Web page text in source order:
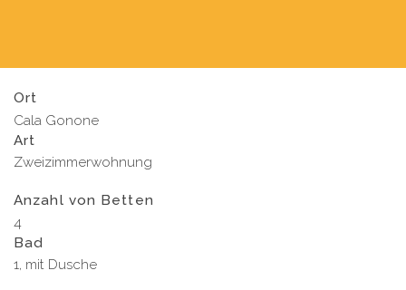
Ort
Cala Gonone
Art
Zweizimmerwohnung
Anzahl von Betten
4
Bad
1, mit Dusche